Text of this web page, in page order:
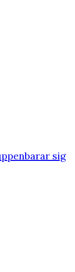
sig